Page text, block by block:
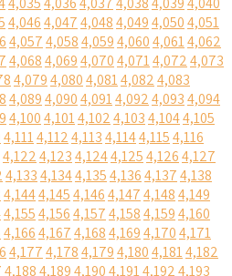
4,0464,0474,0484,0494,0504,051
4,0574,0584,0594,0604,0614,062
4,0684,0694,0704,0714,0724,073
4,0794,0804,0814,0824,083
4,0894,0904,0914,0924,0934,094
4,1004,1014,1024,1034,1044,105
4,1114,1124,1134,1144,1154,116
4,1224,1234,1244,1254,1264,127
4,1334,1344,1354,1364,1374,138
4,1444,1454,1464,1474,1484,149
4,1554,1564,1574,1584,1594,160
4,1664,1674,1684,1694,1704,171
4,1774,1784,1794,1804,1814,182
4,1884,1894,1904,1914,1924,193